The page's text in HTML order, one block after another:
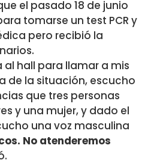
el pasado 18 de junio
tomarse un test PCR y
pero recibió la
al hall para llamar a mis
de la situación, escucho
que tres personas
y una mujer, y dado el
una voz masculina
No atenderemos